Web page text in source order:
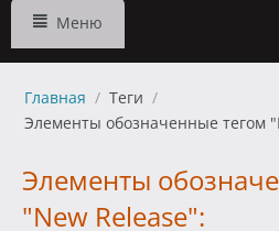
Меню
Главная / Теги /
Элементы обозначенные тегом
Элементы
"New Release":